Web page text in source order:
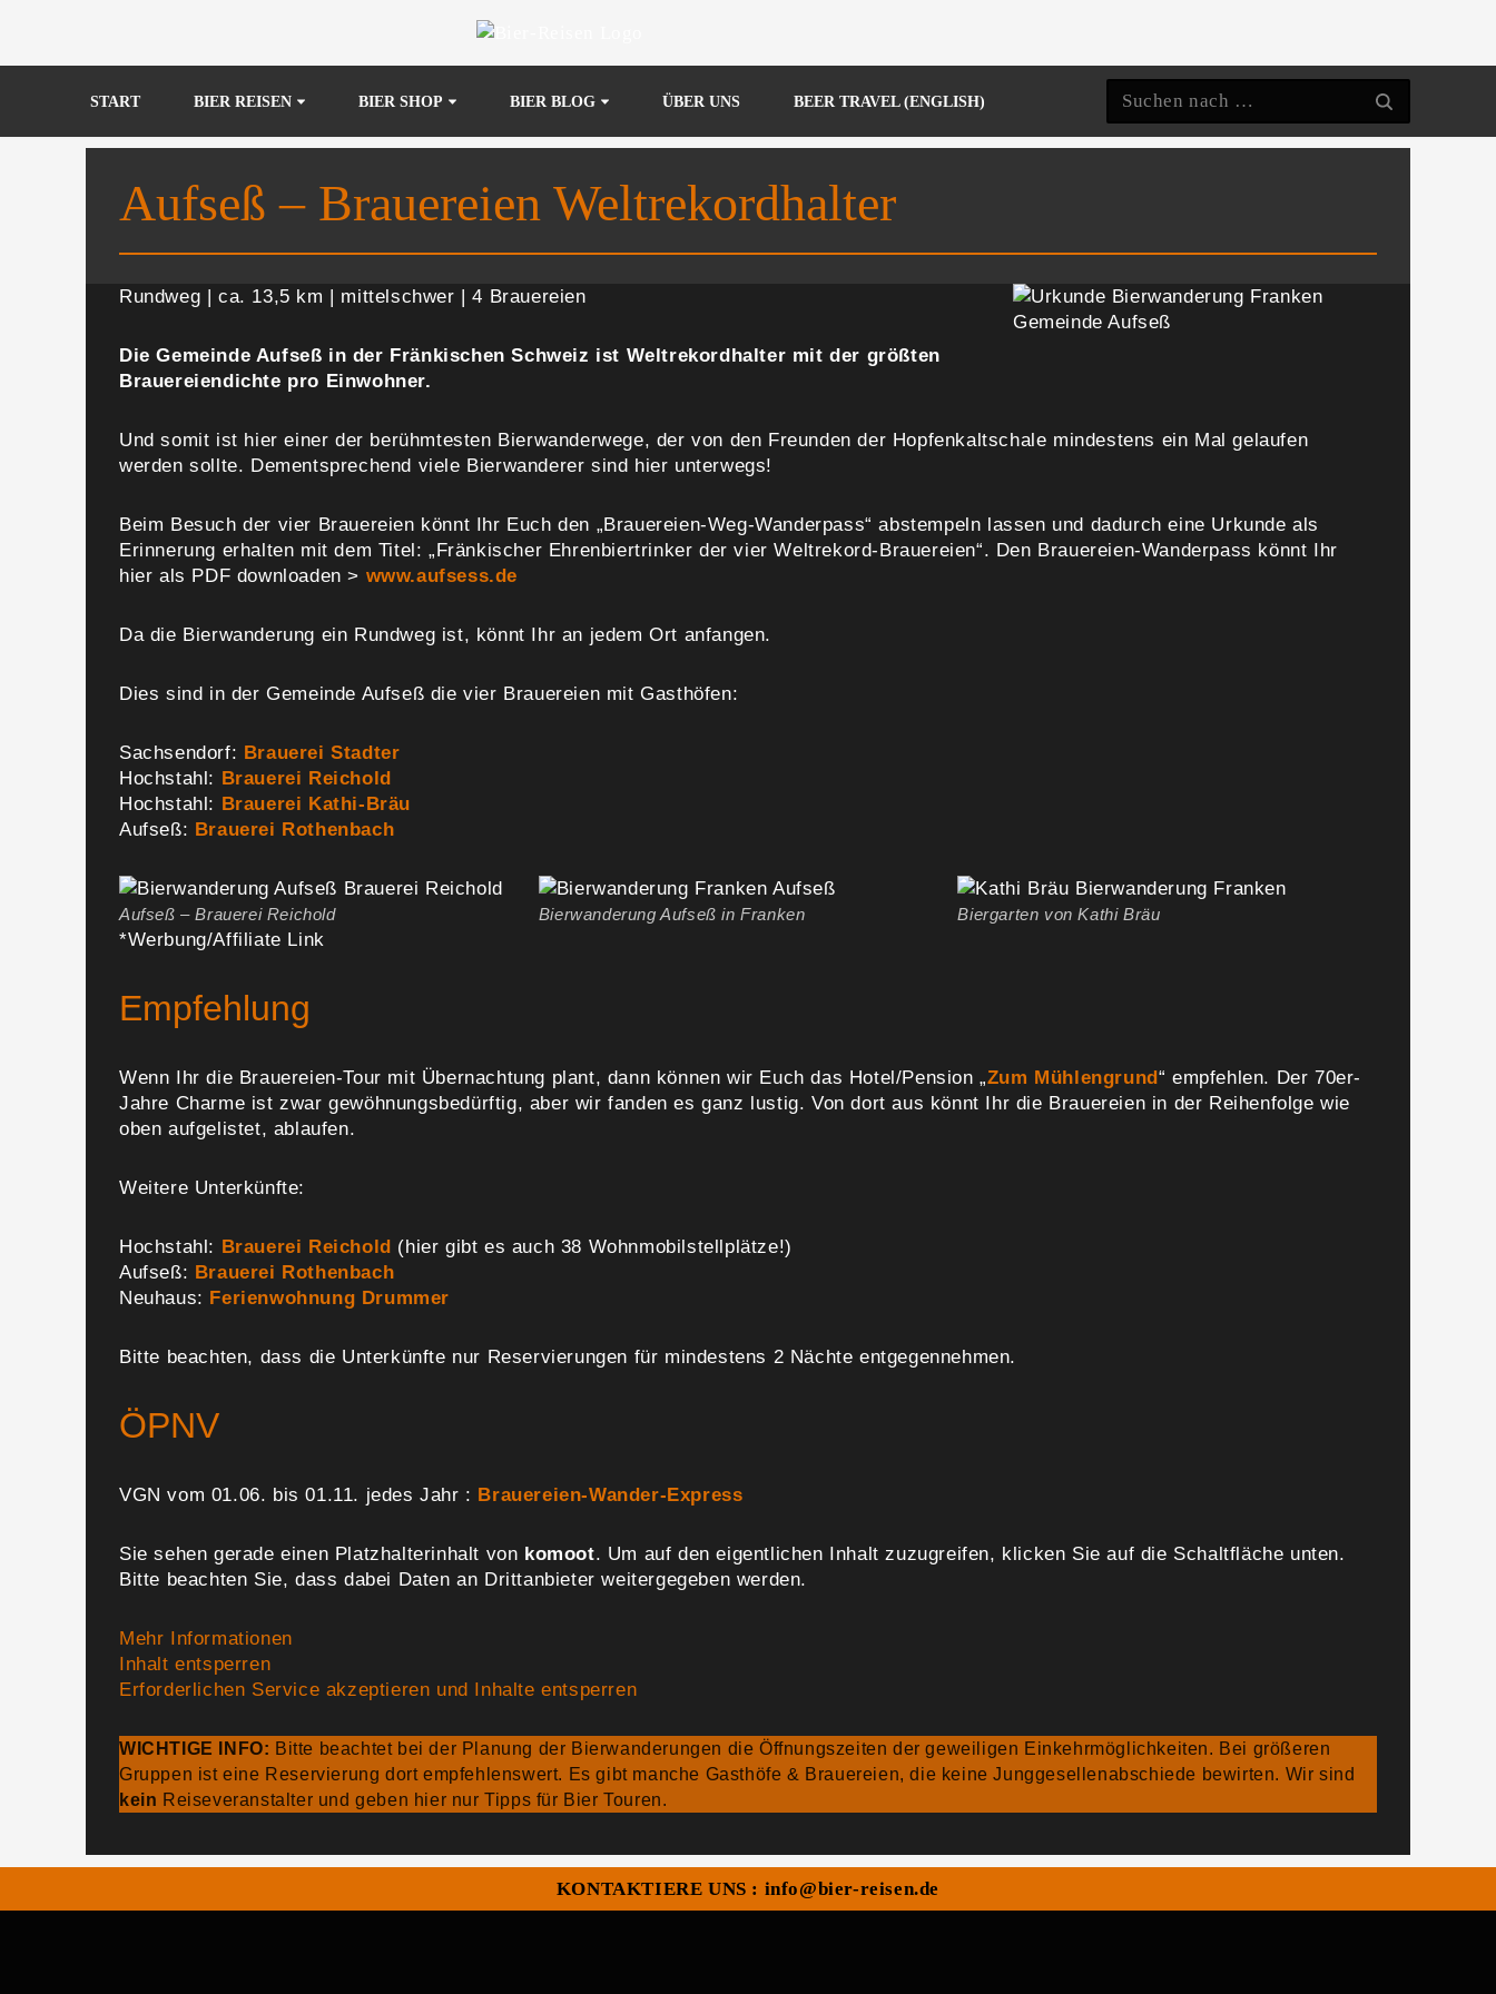
springenSTART BIER REISEN BIER SHOP BIER BLOG ÜBER UNS BEER TRAVEL (ENGLISH)
Aufseß – Brauereien Weltrekordhalter
Rundweg | ca. 13,5 km | mittelschwer | 4 Brauereien
Die Gemeinde Aufseß in der Fränkischen Schweiz ist Weltrekordhalter mit der größten
Brauereiendichte pro Einwohner.
Und somit ist hier einer der berühmtesten Bierwanderwege, der von den Freunden der Hopfenkaltschale mindestens ein Mal gelaufen
werden sollte. Dementsprechend viele Bierwanderer sind hier unterwegs!
Beim Besuch der vier Brauereien könnt Ihr Euch den „Brauereien-Weg-Wanderpass“ abstempeln lassen und dadurch eine Urkunde als
Erinnerung erhalten mit dem Titel: „Fränkischer Ehrenbiertrinker der vier Weltrekord-Brauereien“. Den Brauereien-Wanderpass könnt Ihr
hier als PDF downloaden > www.aufsess.de
Da die Bierwanderung ein Rundweg ist, könnt Ihr an jedem Ort anfangen.
Dies sind in der Gemeinde Aufseß die vier Brauereien mit Gasthöfen:
Sachsendorf: Brauerei Stadter
Hochstahl: Brauerei Reichold
Hochstahl: Brauerei Kathi-Bräu
Aufseß: Brauerei Rothenbach
Aufseß – Brauerei Reichold Bierwanderung Aufseß in Franken Biergarten von Kathi Bräu
*Werbung/Affiliate Link
Empfehlung
Wenn Ihr die Brauereien-Tour mit Übernachtung plant, dann können wir Euch das Hotel/Pension „Zum Mühlengrund“ empfehlen. Der 70er-
Jahre Charme ist zwar gewöhnungsbedürftig, aber wir fanden es ganz lustig. Von dort aus könnt Ihr die Brauereien in der Reihenfolge wie
oben aufgelistet, ablaufen.
Weitere Unterkünfte:
Hochstahl: Brauerei Reichold (hier gibt es auch 38 Wohnmobilstellplätze!)
Aufseß: Brauerei Rothenbach
Neuhaus: Ferienwohnung Drummer
Bitte beachten, dass die Unterkünfte nur Reservierungen für mindestens 2 Nächte entgegennehmen.
ÖPNV
VGN vom 01.06. bis 01.11. jedes Jahr : Brauereien-Wander-Express
Sie sehen gerade einen Platzhalterinhalt von komoot. Um auf den eigentlichen Inhalt zuzugreifen, klicken Sie auf die Schaltfläche unten.
Bitte beachten Sie, dass dabei Daten an Drittanbieter weitergegeben werden.
Mehr Informationen
Inhalt entsperren
Erforderlichen Service akzeptieren und Inhalte entsperren
WICHTIGE INFO: Bitte beachtet bei der Planung der Bierwanderungen die Öffnungszeiten der geweiligen Einkehrmöglichkeiten. Bei größeren
Gruppen ist eine Reservierung dort empfehlenswert. Es gibt manche Gasthöfe & Brauereien, die keine Junggesellenabschiede bewirten. Wir sind
kein Reiseveranstalter und geben hier nur Tipps für Bier Touren.
KONTAKTIERE UNS : info@bier-reisen.de